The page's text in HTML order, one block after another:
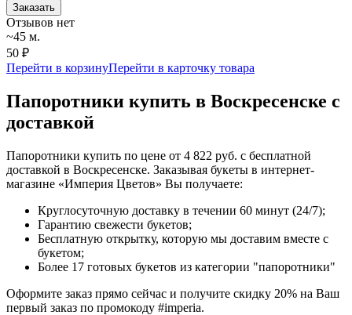
Заказать
Отзывов нет
~45 м.
50 ₽
Перейти в корзинуПерейти в карточку товара
Папоротники купить в Воскресенске с
доставкой
Папоротники купить по цене от 4 822 руб. с бесплатной
доставкой в Воскресенске. Заказывая букеты в интернет-
магазине «Империя Цветов» Вы получаете:
Круглосуточную доставку в течении 60 минут (24/7);
Гарантию свежести букетов;
Бесплатную открытку, которую мы доставим вместе с
букетом;
Более 17 готовых букетов из категории "папоротники"
Оформите заказ прямо сейчас и получите скидку 20% на Ваш
первый заказ по промокоду #imperia.